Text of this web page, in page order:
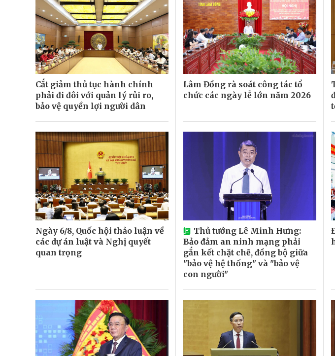
Cắt giảm thủ tục hành chính
phải đi đôi với quản lý rủi ro,
bảo vệ quyền lợi người dân
Lâm Đồng rà soát công tác tổ
chức các ngày lễ lớn năm 2026
Ngày 6/8, Quốc hội thảo luận về
các dự án luật và Nghị quyết
quan trọng
Thủ tướng Lê Minh Hưng:
Bảo đảm an ninh mạng phải
gắn kết chặt chẽ, đồng bộ giữa
"bảo vệ hệ thống" và "bảo vệ
con người"